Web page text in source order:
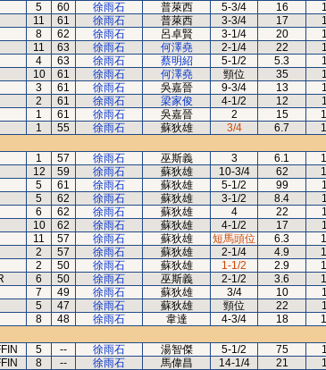
5 60 徐雨石 普萊西 5-3/4 16
11 61 徐雨石 普萊西 3-3/4 17
8 62 徐雨石 呂卓賢 3-1/4 20
11 63 徐雨石 何澤堯 2-1/4 22
4 63 徐雨石 蔡明紹 5-1/2 5.3
10 61 徐雨石 何澤堯 頸位 35
3 61 徐雨石 吳嘉晉 9-3/4 13
2 61 徐雨石 梁家俊 4-1/2 12
1 61 徐雨石 吳嘉晉 2 15
1 55 徐雨石 蘇狄雄 3/4 6.7
1 57 徐雨石 巫斯義 3 6.1
12 59 徐雨石 蘇狄雄 10-3/4 62
5 61 徐雨石 蘇狄雄 5-1/2 99
5 62 徐雨石 蘇狄雄 3-1/2 8.4
6 62 徐雨石 蘇狄雄 4 22
10 62 徐雨石 蘇狄雄 4-1/2 17
11 57 徐雨石 蘇狄雄 短馬頭位 6.3
2 57 徐雨石 蘇狄雄 2-1/4 4.9
2 50 徐雨石 蘇狄雄 1-1/2 2.9
6 50 徐雨石 巫斯義 2-1/2 3.6
7 49 徐雨石 蘇狄雄 3/4 10
5 47 徐雨石 蘇狄雄 頸位 22
8 48 徐雨石 韋達 4-3/4 18
5 -- 徐雨石 湯智傑 5-1/2 75
8 -- 徐雨石 馬偉昌 14-1/4 21